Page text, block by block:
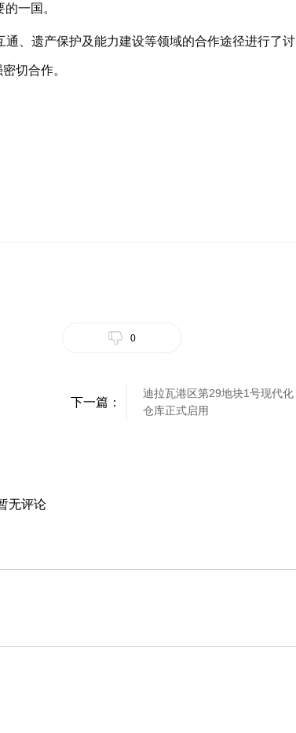
一国。
、遗产保护及能力建设等领域的合作途径进行了讨
切合作。
0
下一篇：
迪拉瓦港区第29地块1号现代化
仓库正式启用
无评论